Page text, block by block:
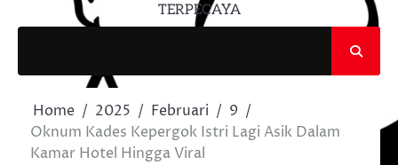
TERPECAYA
Home 2025 Februari
9
Oknum Kades Kepergok Istri Lagi Asik Dalam
Kamar Hotel Hingga Viral